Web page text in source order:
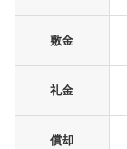
敷金
礼金
償却